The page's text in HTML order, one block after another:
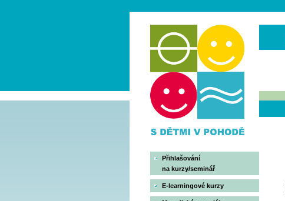
Přihlašování
na kurzy/seminář
E-learningové kurzy